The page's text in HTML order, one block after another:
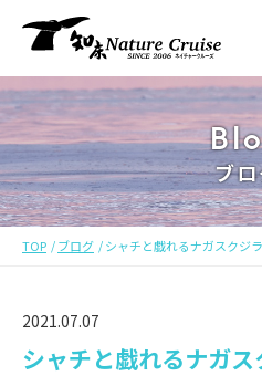
ブ
TOP ブログ シャチと戯れるナガスクジラ
2021.07.07
シャチと戯れるナガス